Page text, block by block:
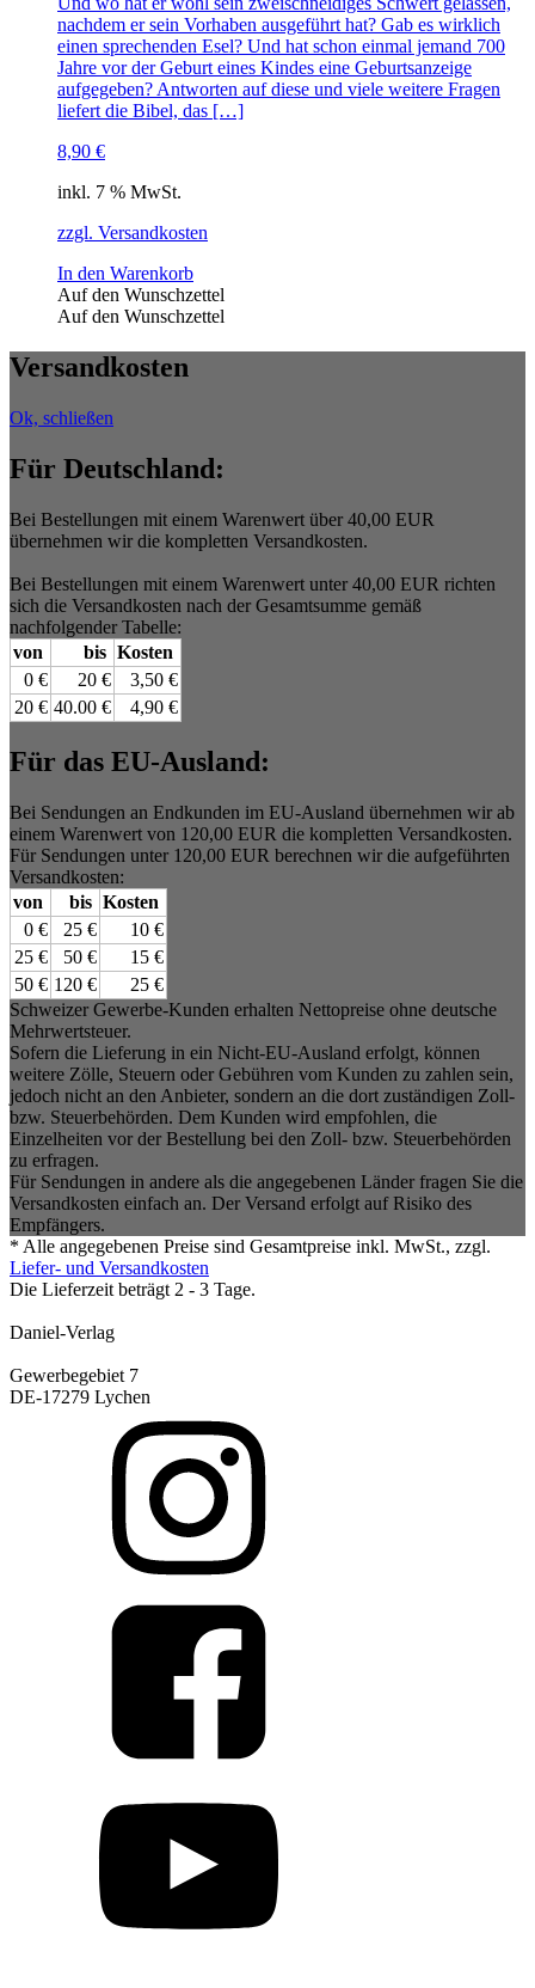
nachdem er sein Vorhaben ausgeführt hat? Gab es wirklich
einen sprechenden Esel? Und hat schon einmal jemand 700
Jahre vor der Geburt eines Kindes eine Geburtsanzeige
aufgegeben? Antworten auf diese und viele weitere Fragen
liefert die Bibel, das […]
8,90 €
inkl. 7 % MwSt.
zzgl. Versandkosten
In den Warenkorb
Auf den Wunschzettel
Auf den Wunschzettel
Versandkosten
Ok, schließen
Für Deutschland:
Bei Bestellungen mit einem Warenwert über 40,00 EUR
übernehmen wir die kompletten Versandkosten.
Bei Bestellungen mit einem Warenwert unter 40,00 EUR richten
sich die Versandkosten nach der Gesamtsumme gemäß
nachfolgender Tabelle:
von
bis Kosten
0 €
20 €
3,50 €
20 € 40.00 € 4,90 €
Für das EU-Ausland:
Bei Sendungen an Endkunden im EU-Ausland übernehmen wir ab
einem Warenwert von 120,00 EUR die kompletten Versandkosten.
Für Sendungen unter 120,00 EUR berechnen wir die aufgeführten
Versandkosten:
von
bis Kosten
0 €
25 €
10 €
25 €
50 €
15 €
50 € 120 €
25 €
Schweizer Gewerbe-Kunden erhalten Nettopreise ohne deutsche
Mehrwertsteuer.
Sofern die Lieferung in ein Nicht-EU-Ausland erfolgt, können
weitere Zölle, Steuern oder Gebühren vom Kunden zu zahlen sein,
jedoch nicht an den Anbieter, sondern an die dort zuständigen Zoll-
bzw. Steuerbehörden. Dem Kunden wird empfohlen, die
Einzelheiten vor der Bestellung bei den Zoll- bzw. Steuerbehörden
zu erfragen.
Für Sendungen in andere als die angegebenen Länder fragen Sie die
Versandkosten einfach an. Der Versand erfolgt auf Risiko des
Empfängers.
* Alle angegebenen Preise sind Gesamtpreise inkl. MwSt., zzgl.
Liefer- und Versandkosten
Die Lieferzeit beträgt 2 - 3 Tage.
Daniel-Verlag
Gewerbegebiet 7
DE-17279 Lychen